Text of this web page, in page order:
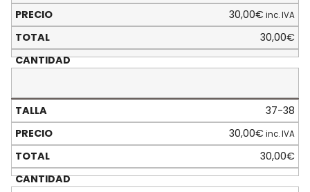
30,00€ inc. IVA
30,00€
37-38
30,00€inc. IVA
30,00€